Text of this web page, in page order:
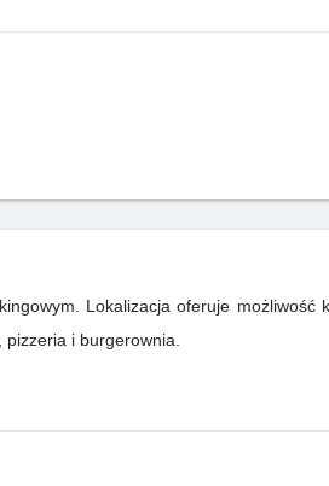
Lokalizacja oferuje możliwość
i burgerownia.